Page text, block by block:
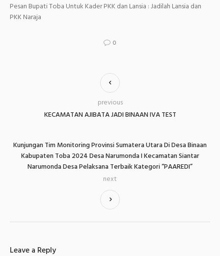
Pesan Bupati Toba Untuk Kader PKK dan Lansia : Jadilah Lansia dan
PKK Naraja
0
KECAMATAN AJIBATA JADI BINAAN IVA TEST
previous
Kunjungan Tim Monitoring Provinsi Sumatera Utara Di Desa Binaan
Kabupaten Toba 2024 Desa Narumonda I Kecamatan Siantar
Narumonda Desa Pelaksana Terbaik Kategori “PAAREDI”
next
Leave a Reply